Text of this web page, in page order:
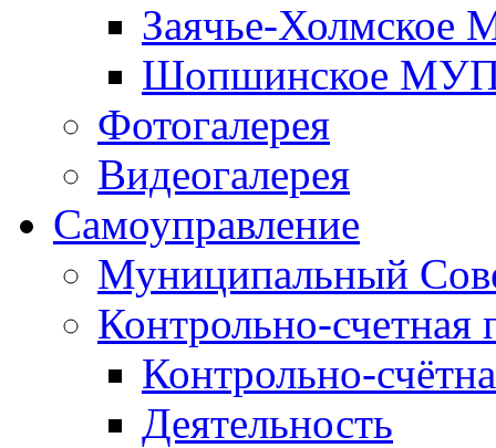
Заячье-
Шопшинское
Фотогалерея
Видеогалерея
Самоуправление
Муниципальный
Контрольно-счетная
Контрольно-
Деятельность